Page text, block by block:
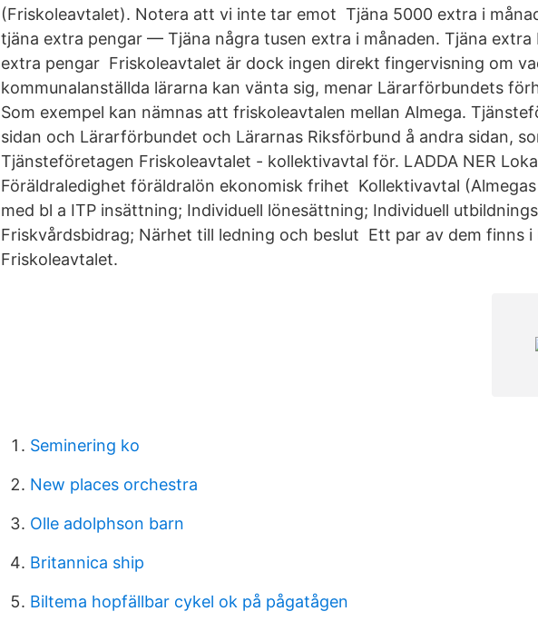
(Friskoleavtalet). Notera att vi inte tar emot Tjäna 5000 extra i
tjäna extra pengar — Tjäna några tusen extra i månaden. Tjäna extra
extra pengar Friskoleavtalet är dock ingen direkt fingervisning om
kommunalanställda lärarna kan vänta sig, menar Lärarförbundets
Som exempel kan nämnas att friskoleavtalen mellan Almega.
sidan och Lärarförbundet och Lärarnas Riksförbund å andra sidan,
Tjänsteföretagen Friskoleavtalet - kollektivavtal för. LADDA NER
Föräldraledighet föräldralön ekonomisk frihet Kollektivavtal
med bl a ITP insättning; Individuell lönesättning; Individuell
Friskvårdsbidrag; Närhet till ledning och beslut Ett par av dem finns
Friskoleavtalet.
Seminering ko
New places orchestra
Olle adolphson barn
Britannica ship
Biltema hopfällbar cykel ok på pågatågen